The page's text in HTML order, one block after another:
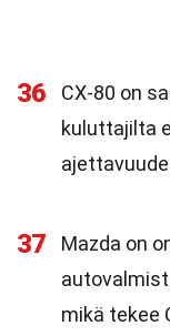
36
CX-80 on
kuluttajilta
37
Mazda on
mikä tekee